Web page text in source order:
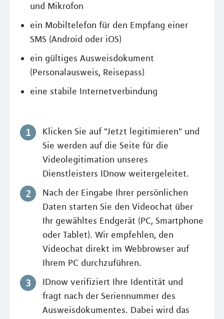
und Mikrofon
ein Mobiltelefon für den Empfang einer
SMS (Android oder iOS)
ein gültiges Ausweisdokument
(Personalausweis, Reisepass)
eine stabile Internetverbindung
Klicken Sie auf "Jetzt legitimieren" und
Sie werden auf die Seite für die
Videolegitimation unseres
Dienstleisters IDnow weitergeleitet.
Nach der Eingabe Ihrer persönlichen
Daten starten Sie den Videochat über
Ihr gewähltes Endgerät (PC, Smartphone
oder Tablet). Wir empfehlen, den
Videochat direkt im Webbrowser auf
Ihrem PC durchzuführen.
IDnow verifiziert Ihre Identität und
fragt nach der Seriennummer des
Ausweisdokumentes. Dabei wird das